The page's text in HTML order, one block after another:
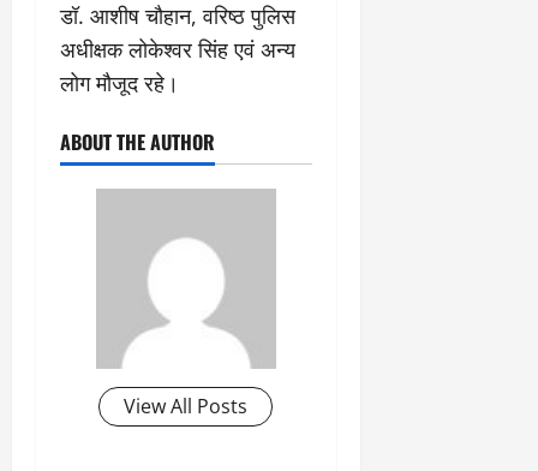
डॉ. आशीष चौहान, वरिष्ठ पुलिस
अधीक्षक लोकेश्वर सिंह एवं अन्य
लोग मौजूद रहे।
ABOUT THE AUTHOR
View All Posts